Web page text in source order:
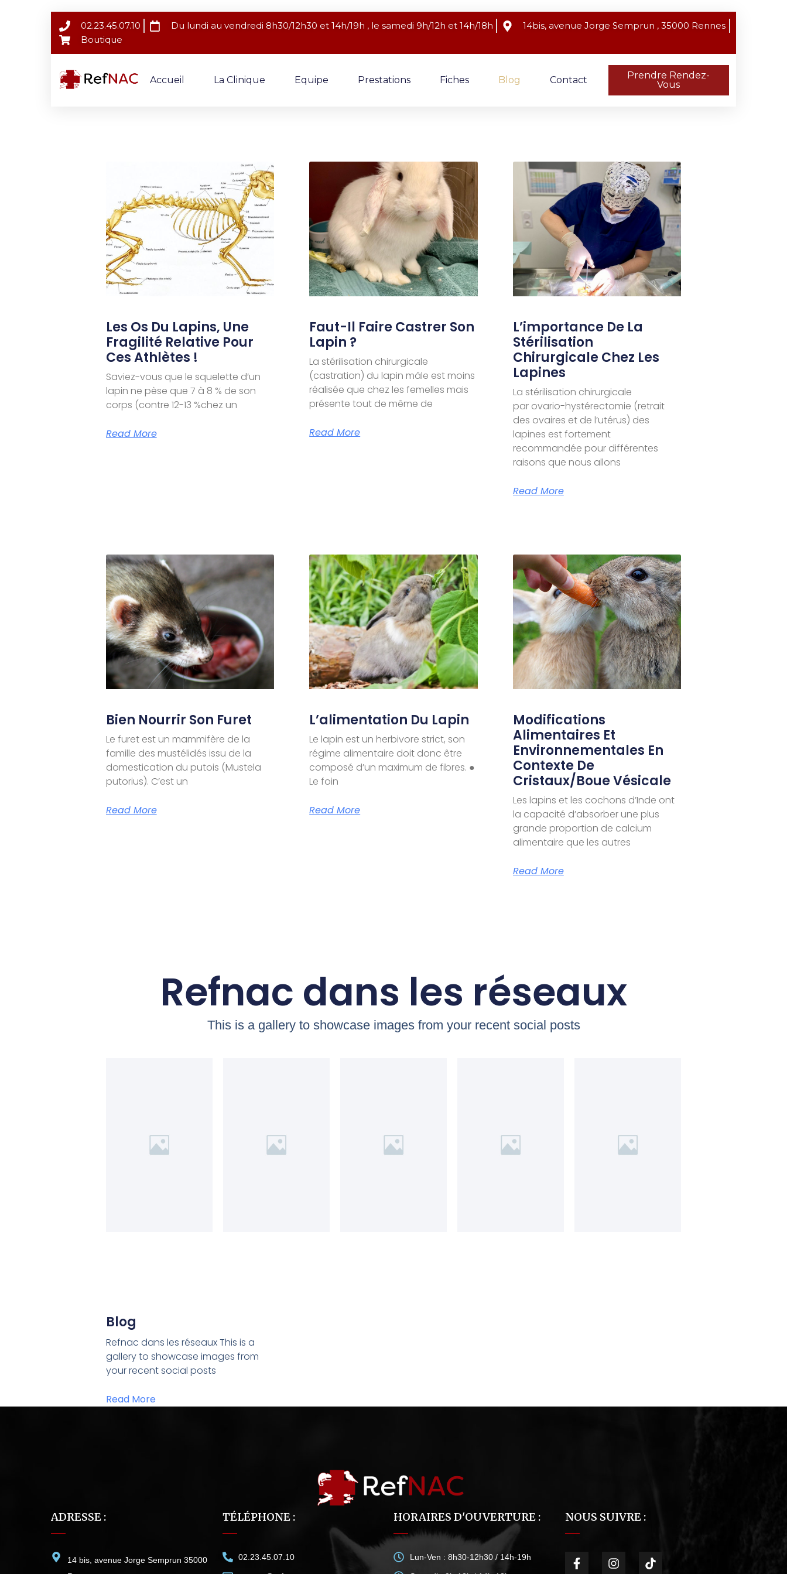
02.23.45.07.10 Du lundi au vendredi 8h30/12h30 et 14h/19h , le samedi 9h/12h et 14h/18h
14bis, avenue Jorge Semprun , 35000 Rennes
Boutique
Accueil La Clinique Equipe Prestations Fiches Blog Contact
Prendre Rendez-
Vous
Les Os Du Lapins, Une
Fragilité Relative Pour
Ces Athlètes !
Saviez-vous que le squelette d’un
lapin ne pèse que 7 à 8 % de son
corps (contre 12-13 %chez un
Read More
Faut-Il Faire Castrer Son
Lapin ?
La stérilisation chirurgicale
(castration) du lapin mâle est moins
réalisée que chez les femelles mais
présente tout de même de
Read More
L’importance De La
Stérilisation
Chirurgicale Chez Les
Lapines
La stérilisation chirurgicale
par ovario-hystérectomie (retrait
des ovaires et de l’utérus) des
lapines est fortement
recommandée pour différentes
raisons que nous allons
Read More
Bien Nourrir Son Furet
Le furet est un mammifère de la
famille des mustélidés issu de la
domestication du putois (Mustela
putorius). C’est un
Read More
L’alimentation Du Lapin
Le lapin est un herbivore strict, son
régime alimentaire doit donc être
composé d’un maximum de fibres. ●
Le foin
Read More
Modifications
Alimentaires Et
Environnementales En
Contexte De
Cristaux/boue Vésicale
Les lapins et les cochons d’Inde ont
la capacité d’absorber une plus
grande proportion de calcium
alimentaire que les autres
Read More
Refnac dans les réseaux
This is a gallery to showcase images from your recent social posts
Blog
Refnac dans les réseaux This is a
gallery to showcase images from
your recent social posts
Read More
ADRESSE :
14 bis, avenue Jorge Semprun 35000
TÉLÉPHONE :
02.23.45.07.10
HORAIRES D'OUVERTURE :
Lun-Ven : 8h30-12h30 / 14h-19h
NOUS SUIVRE :